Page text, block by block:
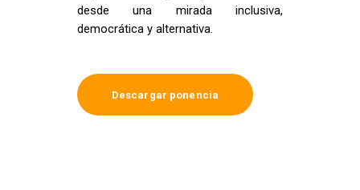
desde una mirada inclusiva,
democrática y alternativa.
Descargar ponencia